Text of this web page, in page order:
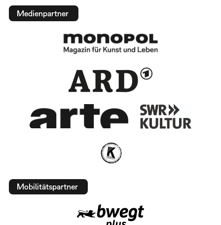
Medienpartner
Mobilitätspartner